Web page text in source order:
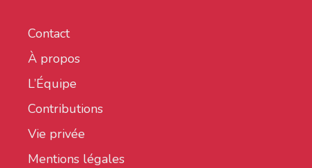
Contact
À propos
L’Équipe
Contributions
Vie privée
Mentions légales